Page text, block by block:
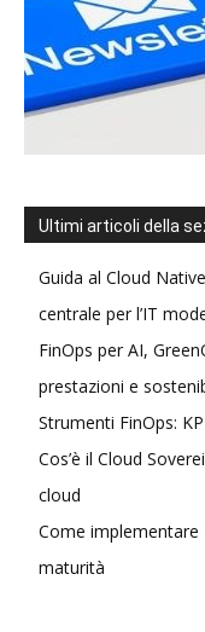
Ultimi articoli della
Guida al Cloud
centrale per l’IT
FinOps per AI,
prestazioni e
Strumenti FinOps:
Cos’è il Cloud
cloud
Come implementare
maturità